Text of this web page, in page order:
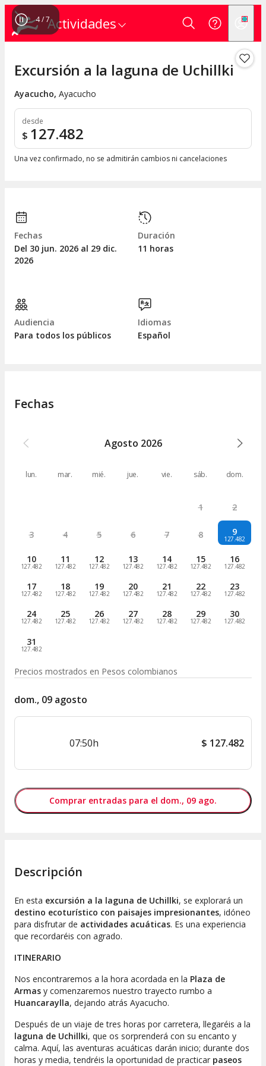
Actividades
4/7
Excursión a la laguna de Uchillki
Ayacucho, Ayacucho
desde
$ 127.482
Una vez confirmado, no se admitirán cambios ni cancelaciones
Fechas
Del 30 jun. 2026 al 29 dic.
2026
Duración
11 horas
Audiencia
Para todos los públicos
Idiomas
Español
Fechas
Agosto 2026
lun. mar. mié. jue. vie. sáb. dom.
1 2
3 4 5 6 7 8 9
127.482
10
127.482
11
127.482
12
127.482
13
127.482
14
127.482
15
127.482
16
127.482
17
127.482
18
127.482
19
127.482
20
127.482
21
127.482
22
127.482
23
127.482
24
127.482
25
127.482
26
127.482
27
127.482
28
127.482
29
127.482
30
127.482
31
127.482
Precios mostrados en Pesos colombianos
dom., 09 agosto
07:50h $ 127.482
Comprar entradas para el dom., 09 ago.
Descripción
En esta excursión a la laguna de Uchillki, se explorará un
destino ecoturístico con paisajes impresionantes, idóneo
para disfrutar de actividades acuáticas. Es una experiencia
que recordaréis con agrado.
ITINERARIO
Nos encontraremos a la hora acordada en la Plaza de
Armas y comenzaremos nuestro trayecto rumbo a
Huancaraylla, dejando atrás Ayacucho.
Después de un viaje de tres horas por carretera, llegaréis a la
laguna de Uchillki, que os sorprenderá con su encanto y
calma. Aquí, las aventuras acuáticas darán inicio; durante dos
horas y media, tendréis la oportunidad de practicar paseos